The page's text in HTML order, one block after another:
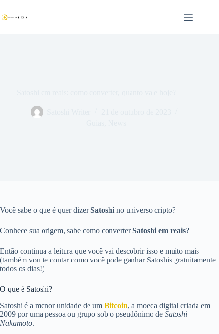
para
o
Você sabe o que é quer dizerSatoshi no universo cripto?
Conhece sua origem, sabe como converterSatoshi em reais?
Então continua a leitura que você vai descobrir isso e muito mais
(também vou te contar como você pode ganhar Satoshis gratuitamente
todos os dias!)
O que é Satoshi?
Satoshi é a menor unidade de um Bitcoin, a moeda digital criada em
2009 por uma pessoa ou grupo sob o pseudônimo de Satoshi
Nakamoto.